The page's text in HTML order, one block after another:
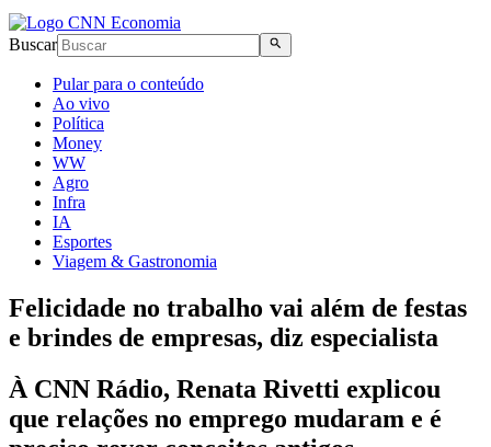
Buscar
Pular para o conteúdo
Ao vivo
Política
Money
WW
Agro
Infra
IA
Esportes
Viagem & Gastronomia
Felicidade no trabalho vai além de festas
e brindes de empresas, diz especialista
À CNN Rádio, Renata Rivetti explicou
que relações no emprego mudaram e é